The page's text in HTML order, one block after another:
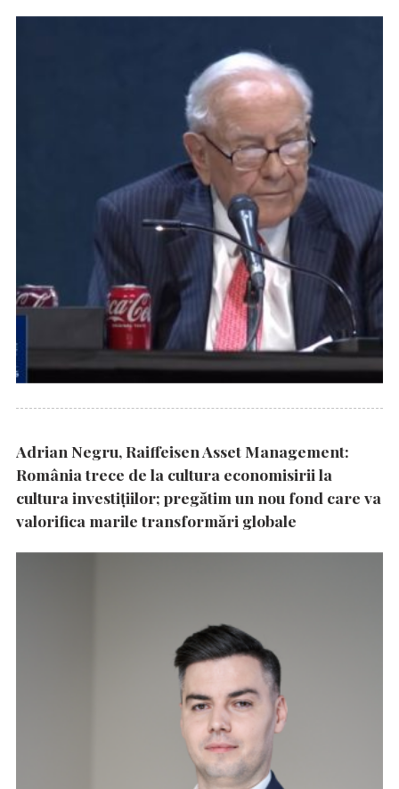
Adrian Negru, Raiffeisen Asset Management:
România trece de la cultura economisirii la
cultura investițiilor; pregătim un nou fond care va
valorifica marile transformări globale